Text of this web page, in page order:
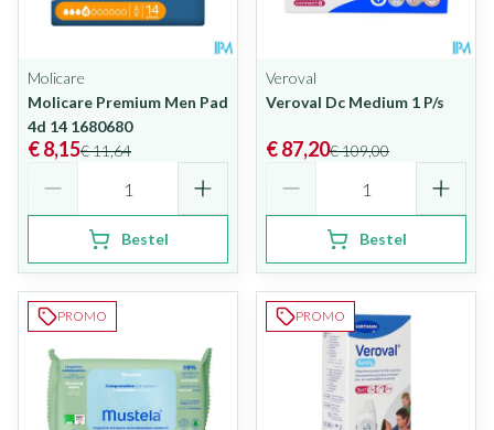
Molicare
Molicare Premium Men Pad
4d 14 1680680
€ 11,64
€ 8,15
Bestel
Veroval
Veroval Dc Medium 1 P/s
€ 109,00
€ 87,20
Bestel
PROMO PROMO